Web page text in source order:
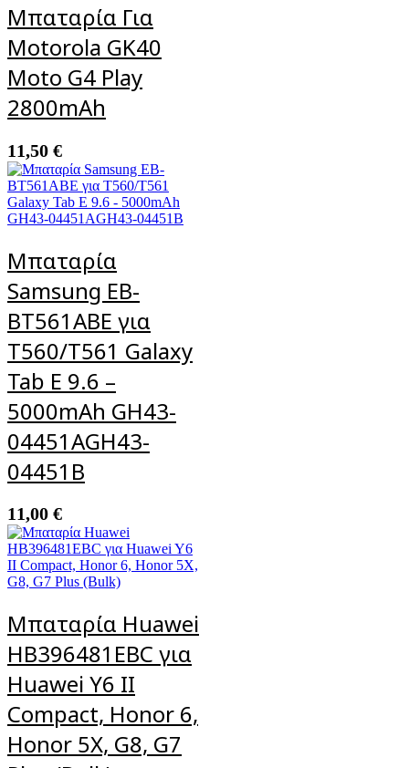
Μπαταρία Για
Motorola GK40
Moto G4 Play
2800mAh
11,50 €
Μπαταρία
Samsung EB-
BT561ABE για
T560/T561 Galaxy
Tab E 9.6 –
5000mAh GH43-
04451AGH43-
04451B
11,00 €
Μπαταρία Huawei
HB396481EBC για
Huawei Y6 II
Compact, Honor 6,
Honor 5X, G8, G7